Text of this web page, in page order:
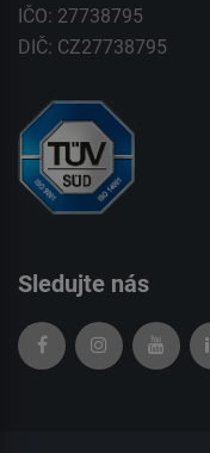
IČO: 27738795
DIČ: CZ27738795
Sledujte nás